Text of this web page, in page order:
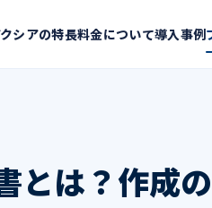
シアの特長料金について導入事例
とは？作成